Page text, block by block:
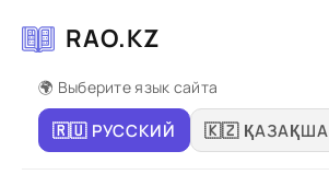
RAO.KZ
🌍 Выберите язык сайта
🇷🇺 РУССКИЙ 🇰🇿 ҚАЗАҚША